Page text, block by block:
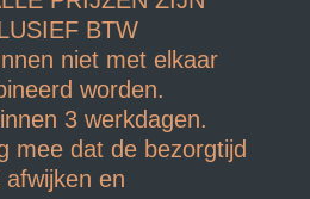
BTW
niet met elkaar
worden.
3 werkdagen.
mee dat de bezorgtijd
afwijken en